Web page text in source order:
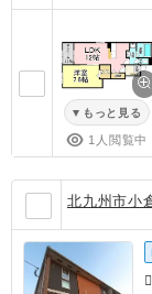
もっと見る
1人閲覧中
北九州市小